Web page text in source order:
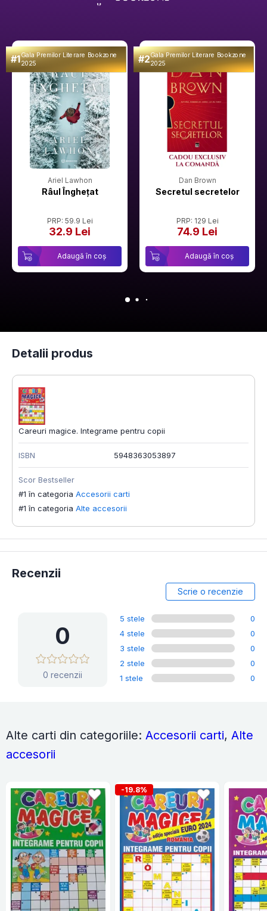
#1Gala Premilor Literare Bookzone
2025
Ariel Lawhon
Râul Înghețat
PRP: 59.9 Lei
32.9 Lei
Adaugă în coș
#2Gala Premilor Literare Bookzone
2025
Dan Brown
Secretul secretelor
PRP: 129 Lei
74.9 Lei
Adaugă în coș
Detalii produs
Careuri magice. Integrame pentru copii
ISBN 5948363053897
Scor Bestseller
#1 în categoria Accesorii carti
#1 în categoria Alte accesorii
Recenzii
Scrie o recenzie
0
0 recenzii
5 stele
0
4 stele
0
3 stele
0
2 stele
0
1 stele
0
Alte carti din categoriile: Accesorii carti, Alte
accesorii
-19.8%